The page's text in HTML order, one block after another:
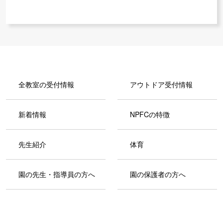
全教室の受付情報 アウトドア受付情報
新着情報 NPFCの特徴
先生紹介 体育
園の先生・指導員の方へ 園の保護者の方へ